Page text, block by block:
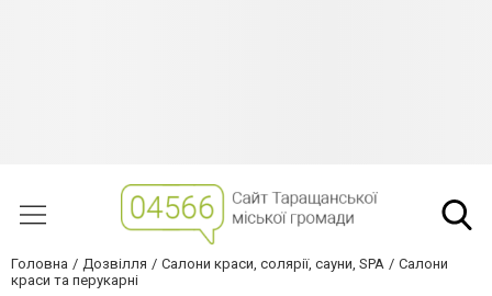
Головна Дозвілля Салони краси, солярії, сауни, SPA
Салони
краси та перукарні